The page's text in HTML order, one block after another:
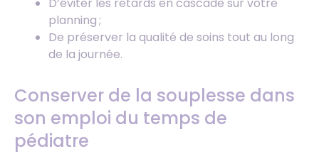
D’éviter les retards en cascade sur votre
planning ;
De préserver la qualité de soins tout au long
de la journée.
Conserver de la souplesse dans
son emploi du temps de
pédiatre